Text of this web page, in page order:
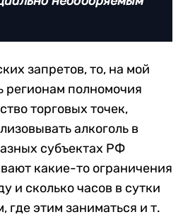
запретов, то, на мой
регионам полномочия
торговых точек,
алкоголь в
субъектах РФ
какие-то ограничения
и сколько часов в сутки
где этим заниматься и т.